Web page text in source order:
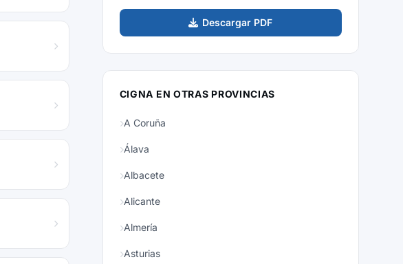
Descargar PDF
CIGNA EN OTRAS PROVINCIAS
A Coruña
Álava
Albacete
Alicante
Almería
Asturias